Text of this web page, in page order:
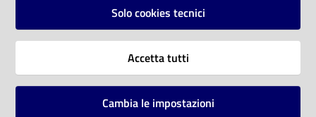
Vai alla pagina
Solo cookies tecnici
Accetta tutti
Cambia le impostazioni